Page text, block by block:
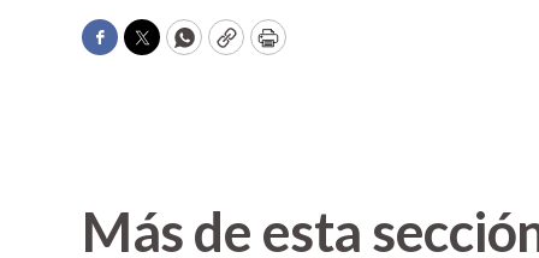
Facebook
TwitterWhatsApp
CopyPrint
Más de esta